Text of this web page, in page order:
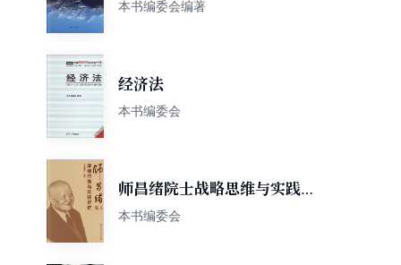
本书编委会编著
经济法
本书编委会
师昌绪院士战略思维与实践足
迹
本书编委会